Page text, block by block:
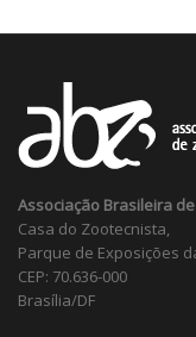
Associação Brasileira
Casa do Zootecnista,
Parque de Exposições
CEP: 70.636-000
Brasília/DF